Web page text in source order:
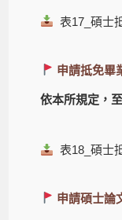
表17_碩士
申請抵免畢
依本所規定，
表18_碩士
申請碩士論